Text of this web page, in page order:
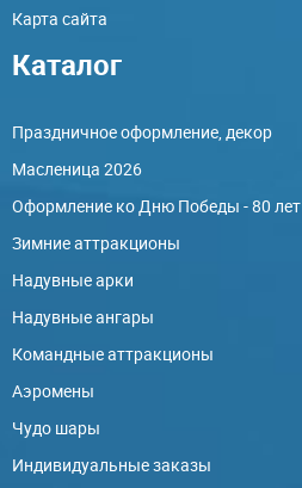
Карта сайта
Каталог
Праздничное оформление, декор
Масленица 2026
Оформление ко Дню Победы - 80 лет
Зимние аттракционы
Надувные арки
Надувные ангары
Командные аттракционы
Аэромены
Чудо шары
Индивидуальные заказы